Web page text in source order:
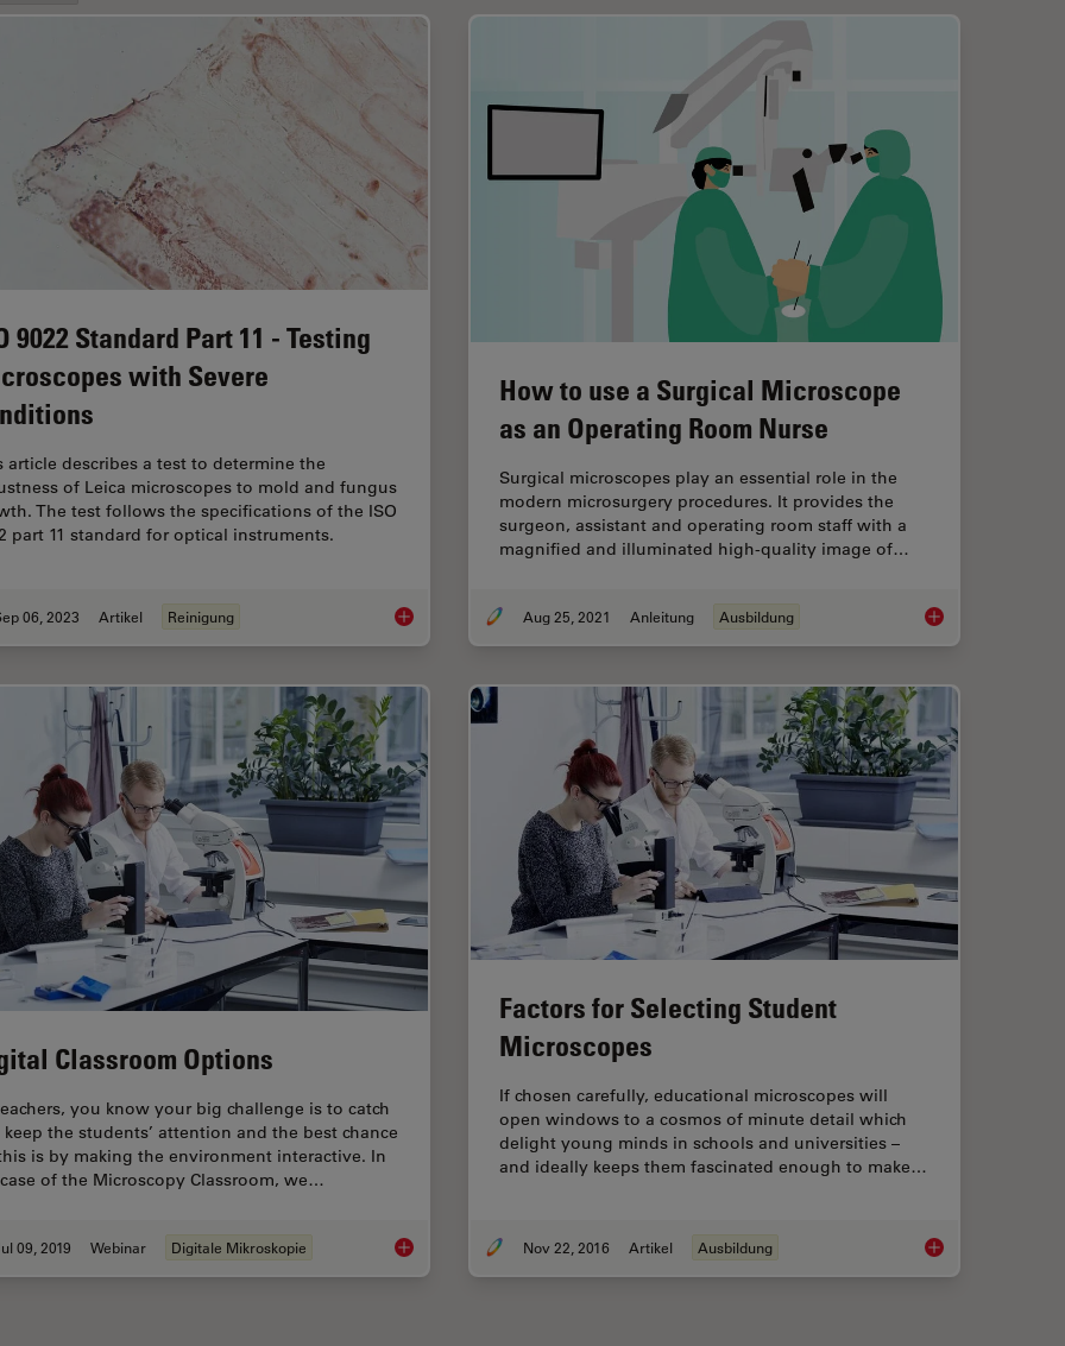
9022 Standard Part 11 - Testing
with Severe
article describes a test to determine the
of Leica microscopes to mold and fungus
The test follows the specifications of the ISO
part 11 standard for optical instruments.
06, 2023 Artikel Reinigung ISO 9022 Standard Part 11 - Testing Microscopes with Severe Conditions
How to use a Surgical Microscope
as an Operating Room Nurse
Surgical microscopes play an essential role in the
modern microsurgery procedures. It provides the
surgeon, assistant and operating room staff with a
magnified and illuminated high-quality image of…
Aug 25, 2021 Anleitung Ausbildung How to use a
Classroom Options
you know your big challenge is to catch
keep the students’ attention and the best chance
is by making the environment interactive. In
of the Microscopy Classroom, we…
09, 2019 Webinar Digitale Mikroskopie Digital Classroom Options
Factors for Selecting Student
Microscopes
If chosen carefully, educational microscopes will
open windows to a cosmos of minute detail which
delight young minds in schools and universities –
and ideally keeps them fascinated enough to make…
Nov 22, 2016 Artikel Ausbildung Factors for